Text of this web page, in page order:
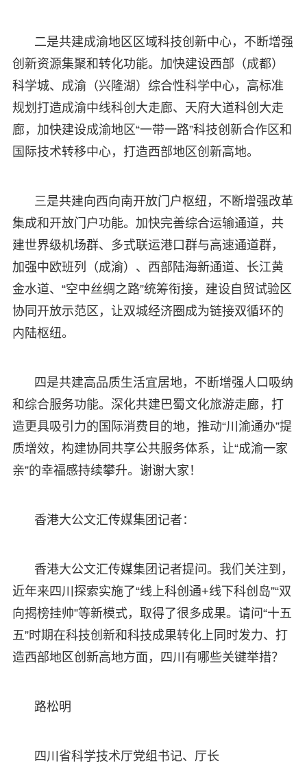
二是共建成渝地区区域科技创新中心，不断增强
创新资源集聚和转化功能。加快建设西部（成都）
科学城、成渝（兴隆湖）综合性科学中心，高标准
规划打造成渝中线科创大走廊、天府大道科创大走
廊，加快建设成渝地区“一带一路”科技创新合作区和
国际技术转移中心，打造西部地区创新高地。
三是共建向西向南开放门户枢纽，不断增强改革
集成和开放门户功能。加快完善综合运输通道，共
建世界级机场群、多式联运港口群与高速通道群，
加强中欧班列（成渝）、西部陆海新通道、长江黄
金水道、“空中丝绸之路”统筹衔接，建设自贸试验区
协同开放示范区，让双城经济圈成为链接双循环的
内陆枢纽。
四是共建高品质生活宜居地，不断增强人口吸纳
和综合服务功能。深化共建巴蜀文化旅游走廊，打
造更具吸引力的国际消费目的地，推动“川渝通办”提
质增效，构建协同共享公共服务体系，让“成渝一家
亲”的幸福感持续攀升。谢谢大家！
香港大公文汇传媒集团记者：
香港大公文汇传媒集团记者提问。我们关注到，
近年来四川探索实施了“线上科创通+线下科创岛”“双
向揭榜挂帅”等新模式，取得了很多成果。请问“十五
五”时期在科技创新和科技成果转化上同时发力、打
造西部地区创新高地方面，四川有哪些关键举措？
路松明
四川省科学技术厅党组书记、厅长